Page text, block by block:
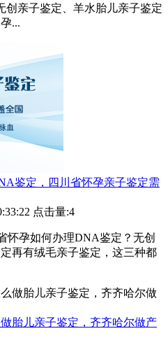
创亲子鉴定、羊水胎儿亲子鉴定
...
鉴定，四川省怀孕亲子鉴定需
点击量:4
怀孕如何办理DNA鉴定？无创
再有绒毛亲子鉴定，这三种都
胎儿亲子鉴定，齐齐哈尔做产